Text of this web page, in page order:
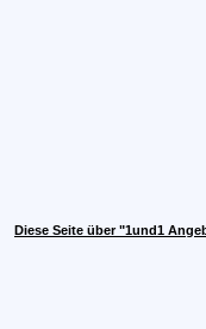
Diese Seite über "1und1